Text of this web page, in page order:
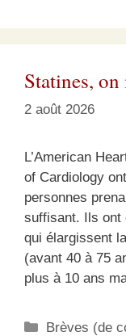
Statines,
2 août 2026
L’American
of Cardiology
personnes
suffisant. Ils ont
qui élargissent
(avant 40 à 75
plus à 10 ans
Catégories
Brèves (de